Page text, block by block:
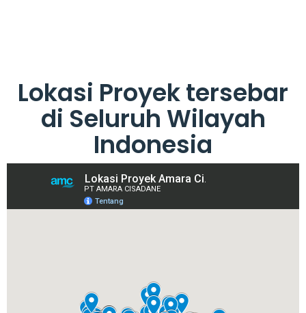
Lokasi Proyek tersebar
di Seluruh Wilayah
Indonesia